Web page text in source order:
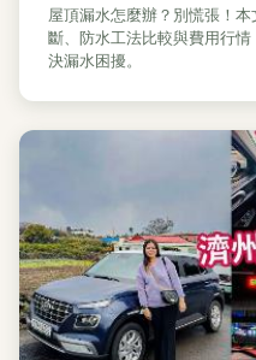
屋頂漏水怎麼辦？別慌張！
斷、防水工法比較與費用行
決漏水困擾。